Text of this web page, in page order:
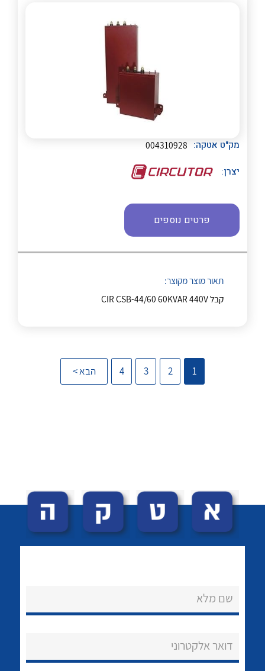
נקודות מכירה
הצוות שלנו
שאלות ותשובות
שירותי תמיכה
אודות
About Ateka Ltd.
לכל מוצרי היצרן
מק"ט אטקה: 004310928
יצרן:
פרטים נוספים
תאור מוצר מקוצר:
קבל CIR CSB-44/60 60KVAR 440V
1
2
3
4 הבא >
שם מלא
דואר אלקטרוני